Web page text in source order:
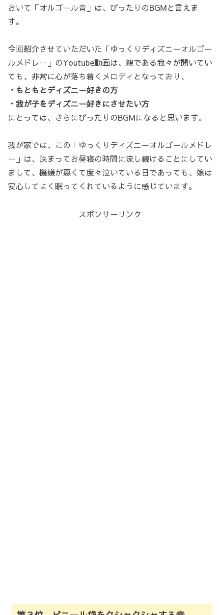
おいて「オルゴール音」は、ぴったりのBGMと言えま
す。
今回紹介させていただいた「ゆっくりディズニーオルゴー
ルメドレー」のYoutube動画は、親である我々が聞いてい
ても、非常に心が落ち着くメロディとなっており、
・もともとディズニー好きの方
・我が子をディズニー好きにさせたい方
にとっては、さらにぴったりのBGMになると思います。
我が家では、この「ゆっくりディズニーオルゴールメドレ
ー」は、決まってお昼寝の時間に流し続けることにしてい
まして、機嫌が悪くて度々泣いている日であっても、娘は
安心してよく眠ってくれているように感じています。
スポンサーリンク